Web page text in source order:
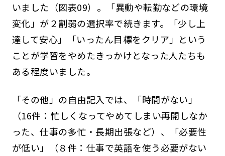
いました（図表09）。「異動や転勤などの環境
変化」が２割弱の選択率で続きます。「少し上
達して安心」「いったん目標をクリア」という
ことが学習をやめたきっかけとなった人たちも
ある程度いました。
「その他」の自由記入では、「時間がない」
（16件：忙しくなってやめてしまい再開しなか
った、仕事の多忙・長期出張など）、「必要性
が低い」（８件：仕事で英語を使う必要がない